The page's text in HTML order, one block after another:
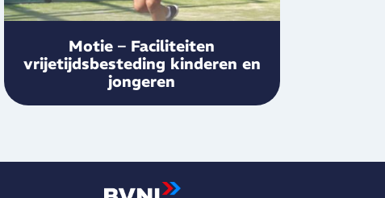
Motie – Faciliteiten
vrijetijdsbesteding kinderen en
jongeren